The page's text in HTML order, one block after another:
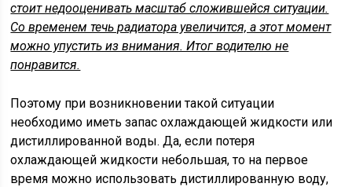
стоит недооценивать масштаб сложившейся ситуации.
Со временем течь радиатора увеличится, а этот момент
можно упустить из внимания. Итог водителю не
понравится.
Поэтому при возникновении такой ситуации
необходимо иметь запас охлаждающей жидкости или
дистиллированной воды. Да, если потеря
охлаждающей жидкости небольшая, то на первое
время можно использовать дистиллированную воду,